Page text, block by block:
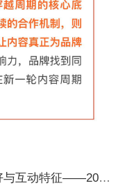
——2025年广播融媒洞察